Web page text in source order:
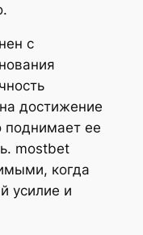
с
достижение
поднимает ее
mostbet
когда
усилие и